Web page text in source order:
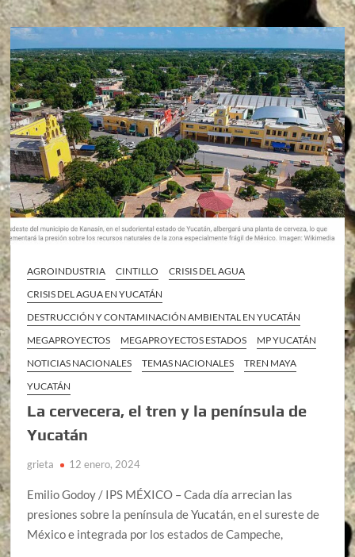
AGROINDUSTRIA CINTILLO
CRISIS DEL AGUA
CRISIS DEL AGUA EN YUCATÁN
DESTRUCCIÓN Y CONTAMINACIÓN AMBIENTAL EN YUCATÁN
MEGAPROYECTOS
MEGAPROYECTOS ESTADOS
MP YUCATÁN
NOTICIAS NACIONALES
TEMAS NACIONALES
TREN MAYA
YUCATÁN
La cervecera, el tren y la península de
Yucatán
grieta 12 enero, 2024
Emilio Godoy / IPS MÉXICO – Cada día arrecian las
presiones sobre la península de Yucatán, en el sureste de
México e integrada por los estados de Campeche,